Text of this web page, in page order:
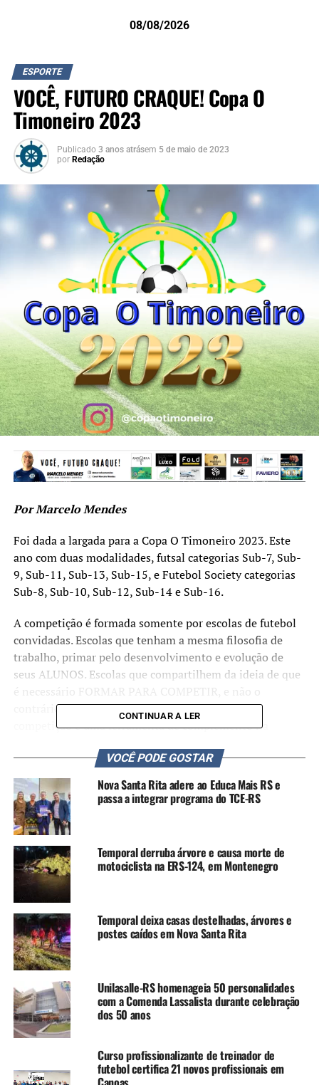
08/08/2026
ESPORTE
VOCÊ, FUTURO CRAQUE! Copa O
Timoneiro 2023
Publicado 3 anos atrásem 5 de maio de 2023
por Redação
Por Marcelo Mendes
Foi dada a largada para a Copa O Timoneiro 2023. Este
ano com duas modalidades, futsal categorias Sub-7, Sub-
9, Sub-11, Sub-13, Sub-15, e Futebol Society categorias
Sub-8, Sub-10, Sub-12, Sub-14 e Sub-16.
A competição é formada somente por escolas de futebol
convidadas. Escolas que tenham a mesma filosofia de
trabalho, primar pelo desenvolvimento e evolução de
seus ALUNOS. Escolas que compartilhem da ideia de que
contrário, COMPETIR PARA FORMAR. E que a
competição é uma ferramenta de complemento na
aqueles que não participam de equipes de clubes e não
disputam competições Federadas, de futsal, futebol de
campo ou futebol society. Incluem-se competições das
Federações Gaúcha de futebol, futsal e futebol society,
bem como Ligas regionais ou municipais, chanceladas
por alguma das federações citadas anteriormente, ou que
aceitem jogadores registrados nas mesmas.
A Copa O Timoneiro é destinada aos alunos em fase de
iniciação desportiva. Aqueles que precisam evoluir e
ganhar uma “casca” para poderem alçar voos maiores,
jogadores profissionais, lá na frente!
Para que isto ocorra, entendemos que seja necessário que
eles atuem em competições SAUDÁVEIS E SEGURAS,
visando identificar aqueles que têm potencial a seguir em
frente, mas sem esquecer daqueles que, querem e gostam
CONTINUAR A LER
VOCÊ PODE GOSTAR
Nova Santa Rita adere ao Educa Mais RS e
passa a integrar programa do TCE-RS
Temporal derruba árvore e causa morte de
motociclista na ERS-124, em Montenegro
Temporal deixa casas destelhadas, árvores e
postes caídos em Nova Santa Rita
Unilasalle-RS homenageia 50 personalidades
com a Comenda Lassalista durante celebração
dos 50 anos
Curso profissionalizante de treinador de
futebol certifica 21 novos profissionais em